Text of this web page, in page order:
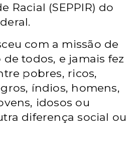
Racial (SEPPIR) do
com a missão de
todos, e jamais fez
pobres, ricos,
índios, homens,
idosos ou
diferença social ou